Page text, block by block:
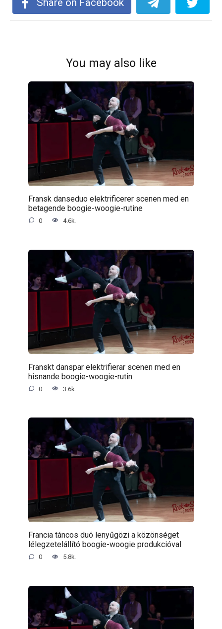
Share on Facebook
You may also like
Fransk danseduo elektrificerer scenen med en
betagende boogie-woogie-rutine
0 4.6k.
Franskt danspar elektrifierar scenen med en
hisnande boogie-woogie-rutin
0 3.6k.
Francia táncos duó lenyűgözi a közönséget
lélegzetelállító boogie-woogie produkcióval
0 5.8k.